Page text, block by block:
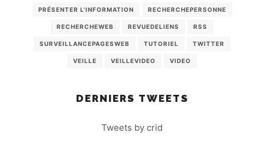
PRÉSENTER L'INFORMATION RECHERCHEPERSONNE
RECHERCHEWEB REVUEDELIENS RSS
SURVEILLANCEPAGESWEB TUTORIEL TWITTER
VEILLE VEILLEVIDEO VIDEO
DERNIERS TWEETS
Tweets by crid